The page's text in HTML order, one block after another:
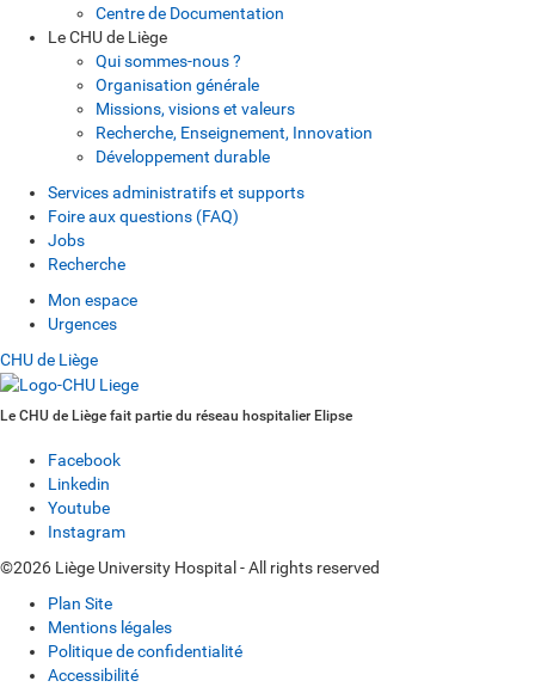
Centre de Documentation
Le CHU de Liège
Qui sommes-nous ?
Organisation générale
Missions, visions et valeurs
Recherche, Enseignement, Innovation
Développement durable
Services administratifs et supports
Foire aux questions (FAQ)
Jobs
Recherche
Mon espace
Urgences
CHU de Liège
Le CHU de Liège fait partie du réseau hospitalier Elipse
Facebook
Linkedin
Youtube
Instagram
©2026 Liège University Hospital - All rights reserved
Plan Site
Mentions légales
Politique de confidentialité
Accessibilité